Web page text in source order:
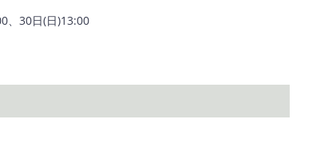
、30日(日)13:00